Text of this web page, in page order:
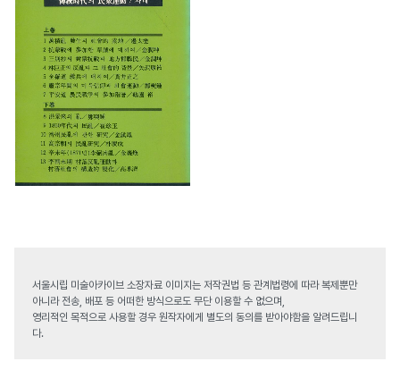
서울시립 미술아카이브 소장자료 이미지는 저작권법 등 관계법령에 따라 복제뿐만
아니라 전송, 배포 등 어떠한 방식으로도 무단 이용할 수 없으며,
영리적인 목적으로 사용할 경우 원작자에게 별도의 동의를 받아야함을 알려드립니
다.